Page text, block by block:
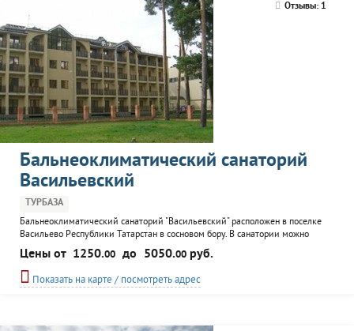
Отзывы: 1
Бальнеоклиматический санаторий
Васильевский
ТУРБАЗА
Бальнеоклиматический санаторий "Васильевский" расположен в поселке
Васильево Республики Татарстан в сосновом бору. В санатории можно
получить квалифицированные медицинские услуги. Гостям предлагается
разместиться в комфортабельных номерах. В санатории работает
культурно-досуговый центр, где проводятся танцевальные и музыкальные
вечера, дискотеки, концерты. Санаторий организует экскурсии
Цены от 1250.00 до 5050.00 руб.
Показать на карте / посмотреть адрес